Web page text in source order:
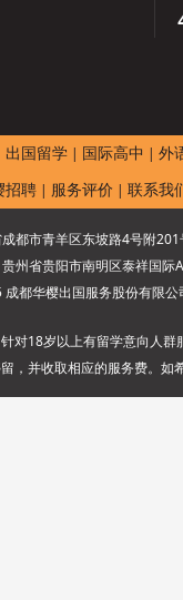
出国留学 | 国际高中 | 外
招聘 | 服务评价 | 联系我
都市青羊区东坡路4号附201
州省贵阳市南明区泰祥国际
都华樱出国服务股份有限公
对18岁以上有留学意向人
，并收取相应的服务费。